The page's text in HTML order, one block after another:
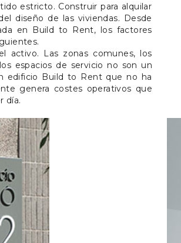
estricto. Construir para alquilar
diseño de las viviendas. Desde
en Build to Rent, los factores
activo. Las zonas comunes, los
espacios de servicio no son un
edificio Build to Rent que no ha
genera costes operativos que
día.